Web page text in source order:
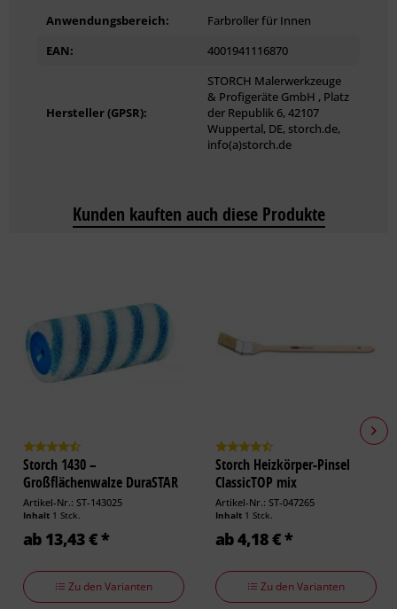
Anwendungsbereich:
Farbroller für Innen
EAN:
4001941116870
Hersteller (GPSR):
STORCH Malerwerkzeuge
& Profigeräte GmbH , Platz
der Republik 6, 42107
Wuppertal, DE, storch.de,
info(a)storch.de
Kunden kauften auch diese Produkte
Storch 1430 –
Großflächenwalze DuraSTAR
12,...
Artikel-Nr.: ST-143025
Inhalt 1 Stck.
ab 13,43 € *
Zu den Varianten
Storch Heizkörper-Pinsel
ClassicTOP mix
Artikel-Nr.: ST-047265
Inhalt 1 Stck.
ab 4,18 € *
Zu den Varianten